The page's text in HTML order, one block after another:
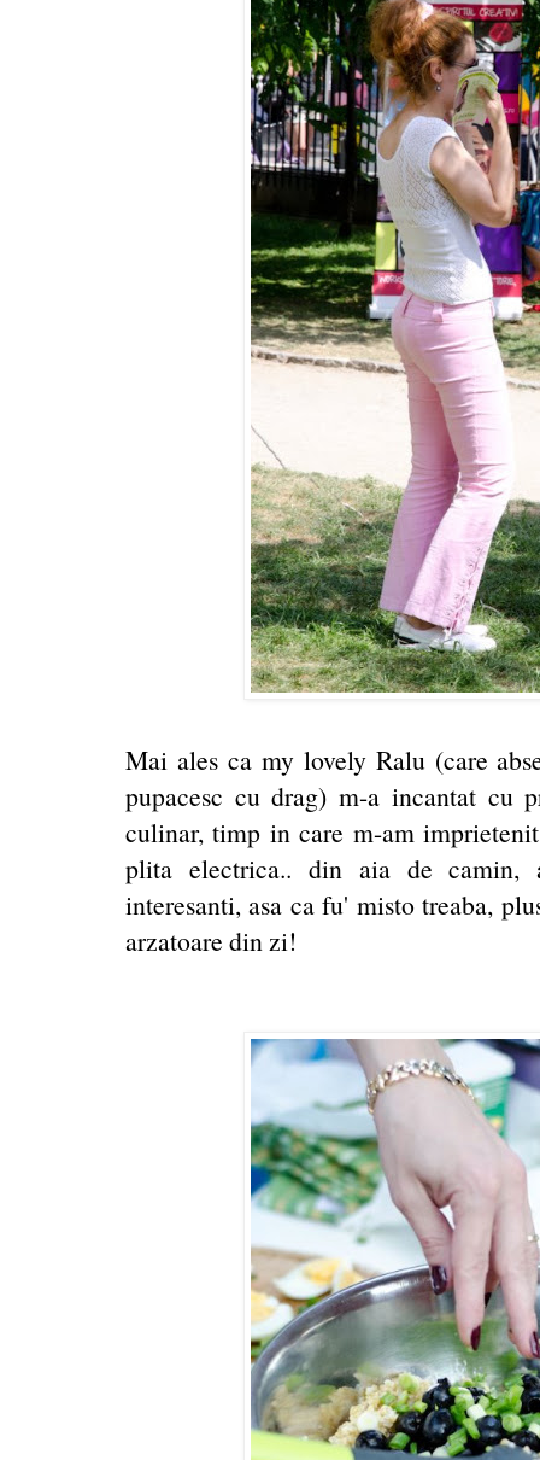
Mai ales ca my lovely Ralu (care
pupacesc cu drag) m-a incantat cu
culinar, timp in care m-am
plita electrica.. din aia de camin,
interesanti, asa ca fu' misto treaba,
arzatoare din zi!